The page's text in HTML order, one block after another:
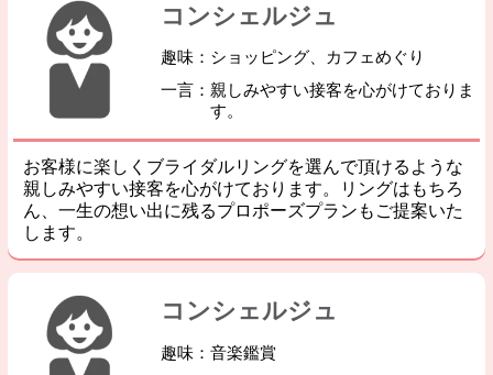
コンシェルジュ
趣味：ショッピング、カフェめぐり
一言：親しみやすい接客を心がけておりま
す。
お客様に楽しくブライダルリングを選んで頂けるような
親しみやすい接客を心がけております。リングはもちろ
ん、一生の想い出に残るプロポーズプランもご提案いた
します。
コンシェルジュ
趣味：音楽鑑賞